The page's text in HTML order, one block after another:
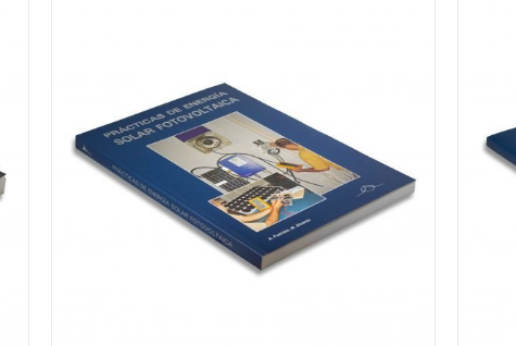
AÑADIR AL CARRITO / DETALLES